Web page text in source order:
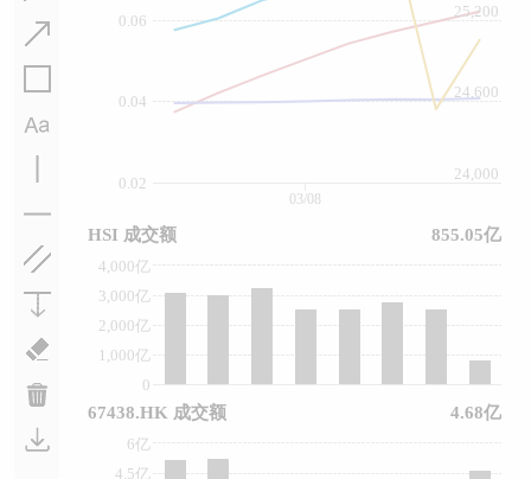
0.02
0.04
0.06
24,000
24,600
25,200
0
1,000亿
2,000亿
3,000亿
4,000亿
4.5亿
6亿
03/08
HSI 成交额 855.05亿
67438.HK 成交额 4.68亿